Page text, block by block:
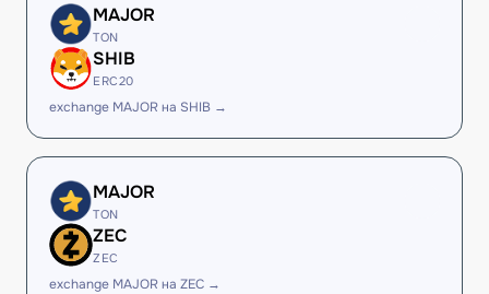
MAJOR
TON
SHIB
ERC20
exchange MAJOR на SHIB →
MAJOR
TON
ZEC
ZEC
exchange MAJOR на ZEC →